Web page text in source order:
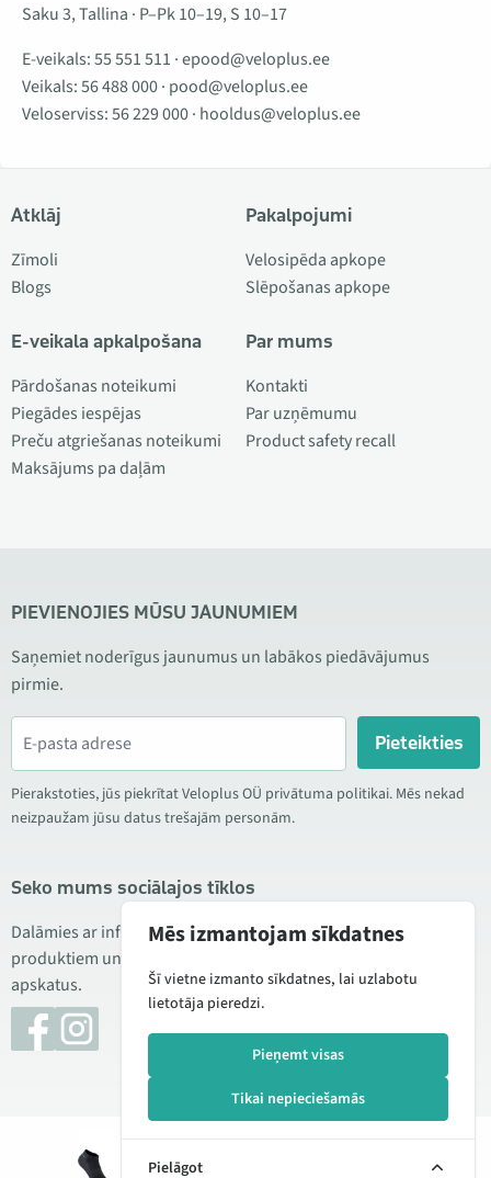
10,99 € Pievienot
Saku 3, Tallina · P–Pk 10–19, S 10–17
E-veikals:55 551 511 ·epood@veloplus.ee
Veikals:56 488 000· pood@veloplus.ee
Veloserviss:56 229 000· hooldus@veloplus.ee
Atklāj
Zīmoli
Blogs
E-veikala apkalpošana
Pārdošanas noteikumi
Piegādes iespējas
Preču atgriešanas noteikumi
Maksājums pa daļām
Pakalpojumi
Velosipēda apkope
Slēpošanas apkope
Par mums
Kontakti
Par uzņēmumu
Product safety recall
PIEVIENOJIES MŪSU JAUNUMIEM
Saņemiet noderīgus jaunumus un labākos piedāvājumus
pirmie.
Pieteikties
Pierakstoties, jūs piekrītat Veloplus OÜ privātuma politikai. Mēs nekad
neizpaužam jūsu datus trešajām personām.
Seko mums sociālajos tīklos
Dalāmies ar informāciju par izdevīgām akcijām, jauniem
produktiem un servisu. Reizēm publicējam arī produktu
apskatus.
© 2026 Veloplus OÜ. Visas tiesības aizsargātas
Mēs izmantojam sīkdatnes
Šī vietne izmanto sīkdatnes, lai uzlabotu
lietotāja pieredzi.
Pieņemt visas
Tikai nepieciešamās
Pielāgot